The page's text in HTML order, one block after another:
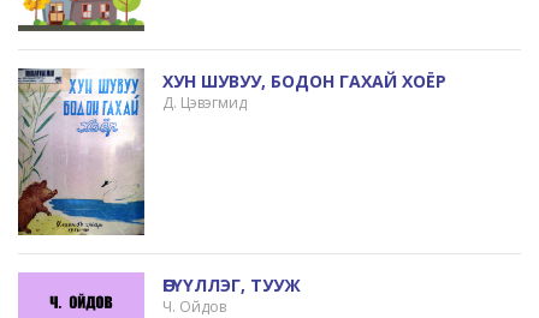
ХУН ШУВУУ, БОДОН ГАХАЙ ХОЁР
Д. Цэвэгмид
ӨГҮҮЛЛЭГ, ТУУЖ
Ч. Ойдов